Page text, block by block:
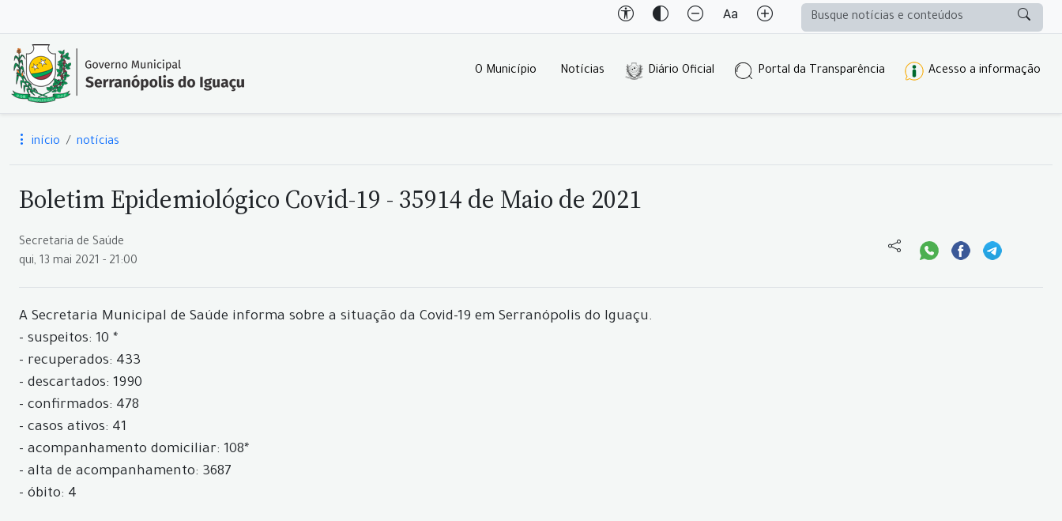
O Município Notícias Diário Oficial Portal da Transparência Acesso a informação
início notícias
Boletim Epidemiológico Covid-19 - 35914 de Maio de 2021
Secretaria de Saúde
qui, 13 mai 2021 - 21:00
A Secretaria Municipal de Saúde informa sobre a situação da Covid-19 em Serranópolis do Iguaçu.
- suspeitos: 10 *
- recuperados: 433
- descartados: 1990
- confirmados: 478
- casos ativos: 41
- acompanhamento domiciliar: 108*
- alta de acompanhamento: 3687
- óbito: 4